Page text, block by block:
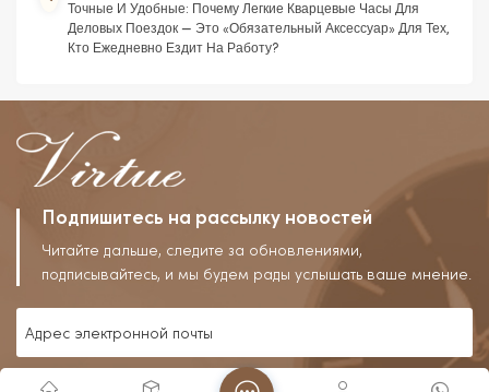
Точные И Удобные: Почему Легкие Кварцевые Часы Для
Деловых Поездок — Это «обязательный Аксессуар» Для Тех,
Кто Ежедневно Ездит На Работу?
Подпишитесь на рассылку новостей
Читайте дальше, следите за обновлениями,
подписывайтесь, и мы будем рады услышать ваше мнение.